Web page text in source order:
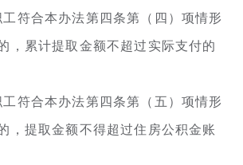
符合本办法第四条第（四）项情形
，累计提取金额不超过实际支付的
符合本办法第四条第（五）项情形
，提取金额不得超过住房公积金账